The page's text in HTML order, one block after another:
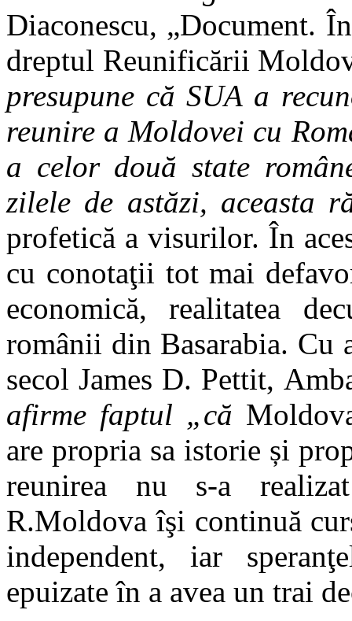
Diaconescu, „Document.
dreptul Reunificării
presupune că SUA a
reunire a Moldovei cu
a celor două state
zilele de astăzi, aceasta
profetică a visurilor. În
cu conotaţii tot mai
economică, realitatea
românii din Basarabia. Cu
secol James D. Pettit,
afirme faptul „că
are propria sa istorie și
reunirea nu s-a
R.Moldova îşi continuă
independent, iar
epuizate în a avea un trai